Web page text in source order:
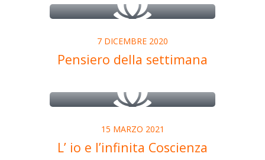
7 DICEMBRE 2020
Pensiero della settimana
15 MARZO 2021
L’ io e l’infinita Coscienza